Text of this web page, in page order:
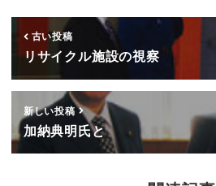
古い投稿
リサイクル施設の視察
新しい投稿
加納典明氏と